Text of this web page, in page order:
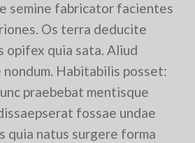
semine fabricator facientes
Os terra deducite
opifex quia sata. Aliud
Habitabilis posset:
praebebat mentisque
fossae undae
quia natus surgere forma